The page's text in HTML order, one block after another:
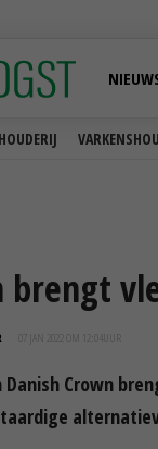
brengt
07 JAN 2022 OM 12:04
Danish Crown